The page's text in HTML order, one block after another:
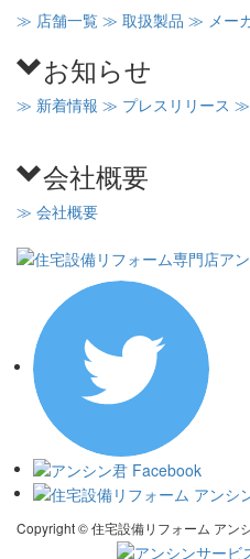
≫ 店舗一覧 ≫ 取扱製品 ≫ メー
お知らせ
≫ 新着情報 ≫ プレスリリース ≫
会社概要
≫ 会社概要
Copyright © 住宅設備リフォーム アン